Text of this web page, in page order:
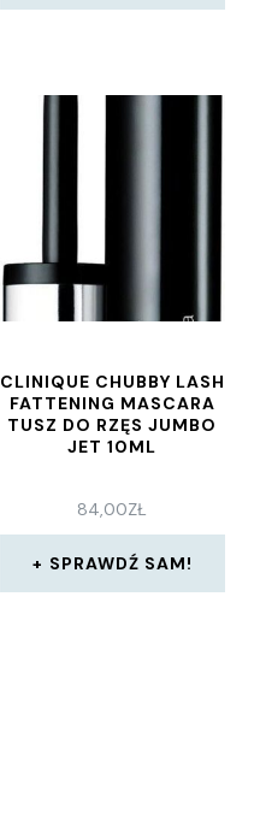
CLINIQUE CHUBBY LASH
FATTENING MASCARA
TUSZ DO RZĘS JUMBO
JET 10ML
84,00ZŁ
SPRAWDŹ SAM!